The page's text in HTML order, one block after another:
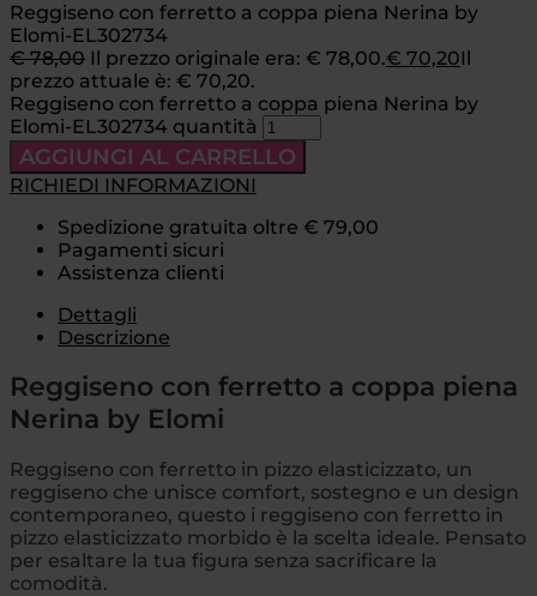
Reggiseno con ferretto a coppa piena Nerina by
Elomi-EL302734
€78,00 Il prezzo originale era: € 78,00.€ 70,20Il
prezzo attuale è: € 70,20.
Reggiseno con ferretto a coppa piena Nerina by
Elomi-EL302734 quantità
AGGIUNGI AL CARRELLO
RICHIEDI INFORMAZIONI
Spedizione gratuita oltre € 79,00
Pagamenti sicuri
Assistenza clienti
Dettagli
Descrizione
Reggiseno con ferretto a coppa piena
Nerina by Elomi
Reggiseno con ferretto in pizzo elasticizzato, un
reggiseno che unisce comfort, sostegno e un design
contemporaneo, questo i reggiseno con ferretto in
pizzo elasticizzato morbido è la scelta ideale. Pensato
per esaltare la tua figura senza sacrificare la
comodità.